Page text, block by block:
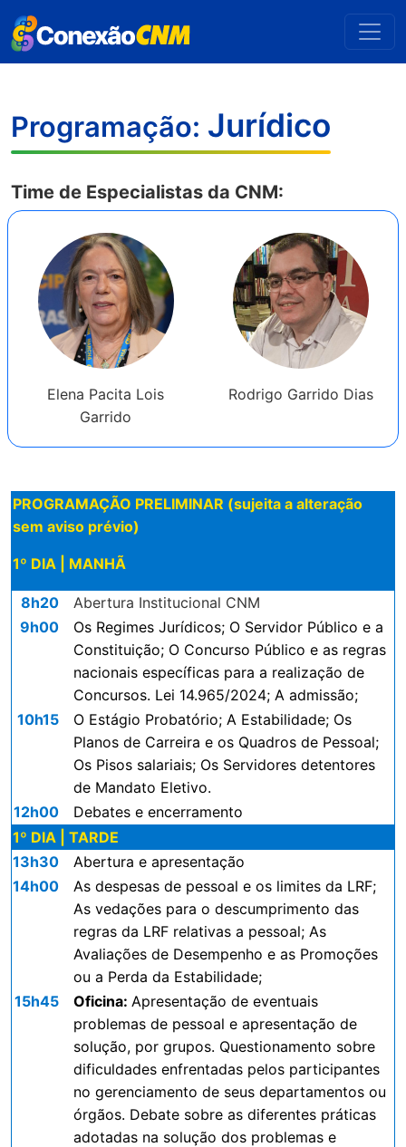
Programação: Jurídico
Time de Especialistas da CNM:
Elena Pacita Lois
Garrido
Rodrigo Garrido Dias
PROGRAMAÇÃO PRELIMINAR (sujeita a alteração
sem aviso prévio)
1º DIA | MANHÃ
8h20
Abertura Institucional CNM
9h00
Os Regimes Jurídicos; O Servidor Público e a
Constituição; O Concurso Público e as regras
nacionais específicas para a realização de
Concursos. Lei 14.965/2024; A admissão;
10h15
O Estágio Probatório; A Estabilidade; Os
Planos de Carreira e os Quadros de Pessoal;
Os Pisos salariais; Os Servidores detentores
de Mandato Eletivo.
12h00
Debates e encerramento
1º DIA | TARDE
13h30
Abertura e apresentação
14h00
As despesas de pessoal e os limites da LRF;
As vedações para o descumprimento das
regras da LRF relativas a pessoal; As
Avaliações de Desempenho e as Promoções
ou a Perda da Estabilidade;
15h45
Oficina: Apresentação de eventuais
problemas de pessoal e apresentação de
solução, por grupos. Questionamento sobre
dificuldades enfrentadas pelos participantes
no gerenciamento de seus departamentos ou
órgãos. Debate sobre as diferentes práticas
adotadas na solução dos problemas e